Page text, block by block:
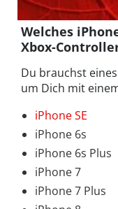
Welches
Xbox-
Du brauchst
um Dich mit
iPhone SE
iPhone 6s
iPhone 6s Plus
iPhone 7
iPhone 7 Plus